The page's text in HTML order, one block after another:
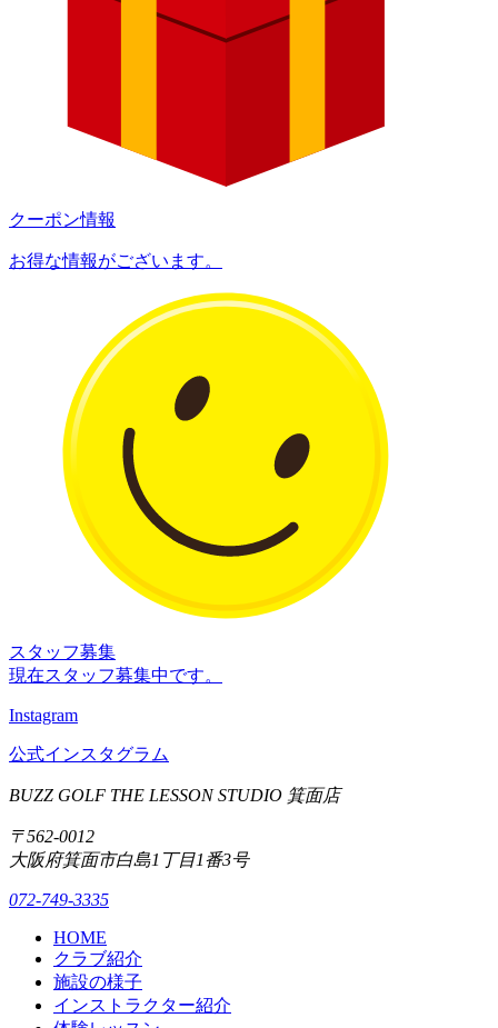
クーポン情報
お得な情報がございます。
スタッフ募集
現在スタッフ募集中です。
Instagram
公式インスタグラム
BUZZ GOLF THE LESSON STUDIO 箕面店
〒562-0012
大阪府箕面市白島1丁目1番3号
072-749-3335
HOME
クラブ紹介
施設の様子
インストラクター紹介